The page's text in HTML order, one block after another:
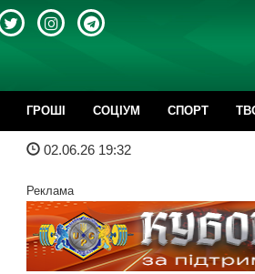
ГРОШІ CОЦІУМ СПОРТ
02.06.26 19:32
Реклама